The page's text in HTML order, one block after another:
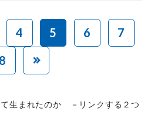
4 5 6
7
8
生まれたのか －リンクする２つ